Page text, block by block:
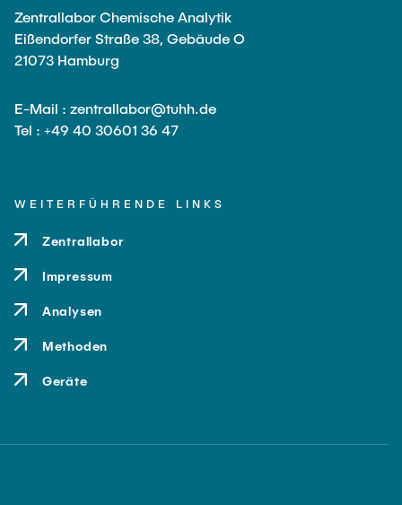
Zentrallabor Chemische Analytik
Eißendorfer Straße 38, Gebäude O
21073 Hamburg
E-Mail : zentrallabor@tuhh.de
Tel : +49 40 30601 36 47
WEITERFÜHRENDE LINKS
Zentrallabor
Impressum
Analysen
Methoden
Geräte